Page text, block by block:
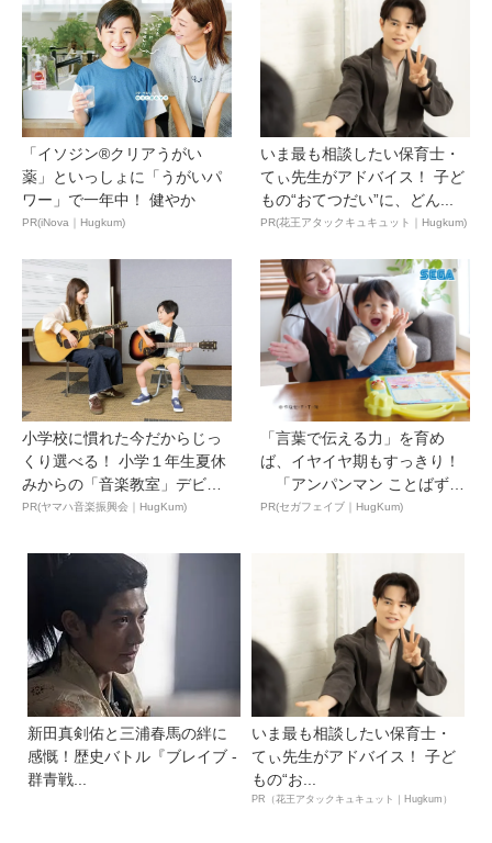
「イソジン®クリアうがい
薬」といっしょに「うがいパ
ワー」で一年中！ 健やか
PR(iNova｜Hugkum)
いま最も相談したい保育士・
てぃ先生がアドバイス！ 子ど
もの“おてつだい”に、どん...
PR(花王アタックキュキュット｜Hugkum)
小学校に慣れた今だからじっ
くり選べる！ 小学１年生夏休
みからの「音楽教室」デビ
ュ...
PR(ヤマハ音楽振興会｜HugKum)
「言葉で伝える力」を育め
ば、イヤイヤ期もすっきり！
「アンパンマン ことばずか
ん...
PR(セガフェイブ｜HugKum)
新田真剣佑と三浦春馬の絆に
感慨！歴史バトル『ブレイブ -
群青戦...
いま最も相談したい保育士・
てぃ先生がアドバイス！ 子ど
もの“お...
PR（花王アタックキュキュット｜Hugkum）